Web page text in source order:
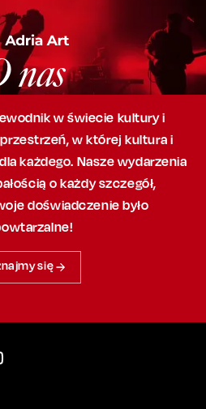
nas
w świecie kultury i
w której kultura i
każdego. Nasze wydarzenia
o każdy szczegół,
doświadczenie było
się